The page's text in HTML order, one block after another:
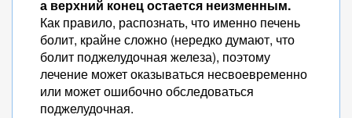
а верхний конец остается неизменным.
Как правило, распознать, что именно печень
болит, крайне сложно (нередко думают, что
болит поджелудочная железа), поэтому
лечение может оказываться несвоевременно
или может ошибочно обследоваться
поджелудочная.